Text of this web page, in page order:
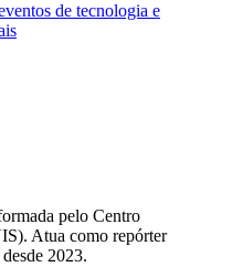
de tecnologia e
pelo Centro
Atua como repórter
2023.